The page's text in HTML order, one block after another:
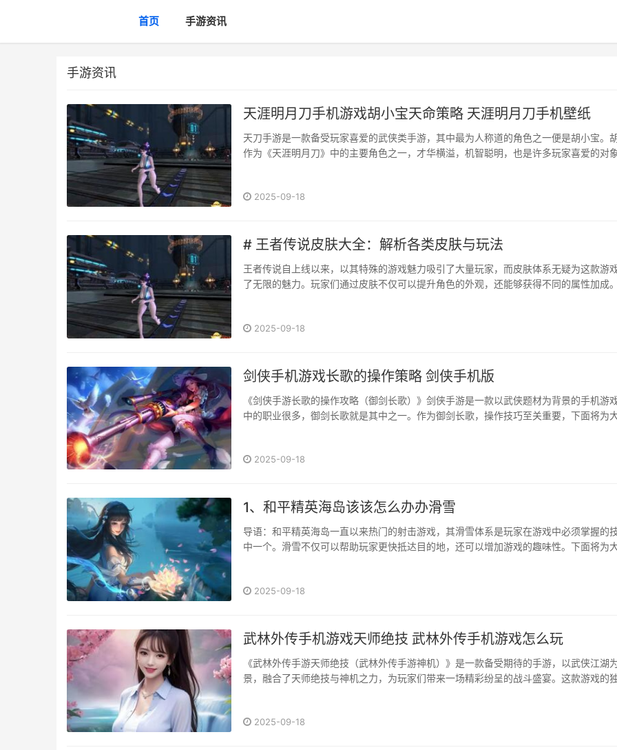
首页 手游资讯
手游资讯
天涯明月刀手机游戏胡小宝天命策略 天涯明月刀手机壁纸
天刀手游是一款备受玩家喜爱的武侠类手游，其中最为人称道的角色之一便是胡小宝。
作为《天涯明月刀》中的主要角色之一，才华横溢，机智聪明，也是许多玩家喜爱的对象
2025-09-18
# 王者传说皮肤大全：解析各类皮肤与玩法
王者传说自上线以来，以其特殊的游戏魅力吸引了大量玩家，而皮肤体系无疑为这款游
了无限的魅力。玩家们通过皮肤不仅可以提升角色的外观，还能够获得不同的属性加成
2025-09-18
剑侠手机游戏长歌的操作策略 剑侠手机版
《剑侠手游长歌的操作攻略（御剑长歌）》剑侠手游是一款以武侠题材为背景的手机游
中的职业很多，御剑长歌就是其中之一。作为御剑长歌，操作技巧至关重要，下面将为大
2025-09-18
1、和平精英海岛该该怎么办办滑雪
导语：和平精英海岛一直以来热门的射击游戏，其滑雪体系是玩家在游戏中必须掌握的
中一个。滑雪不仅可以帮助玩家更快抵达目的地，还可以增加游戏的趣味性。下面将为
更快的速度。除了这些之后，避开高障碍物和奇怪的地形，可以更好地控···
2025-09-18
武林外传手机游戏天师绝技 武林外传手机游戏怎么玩
《武林外传手游天师绝技（武林外传手游神机）》是一款备受期待的手游，以武侠江湖
景，融合了天师绝技与神机之力，为玩家们带来一场精彩纷呈的战斗盛宴。这款游戏的
2025-09-18